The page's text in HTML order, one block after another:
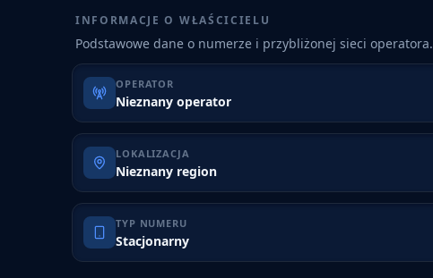
INFORMACJE O WŁAŚCICIELU
Podstawowe dane o numerze i przybliżonej sieci operatora.
OPERATOR
Nieznany operator
LOKALIZACJA
Nieznany region
TYP NUMERU
Stacjonarny